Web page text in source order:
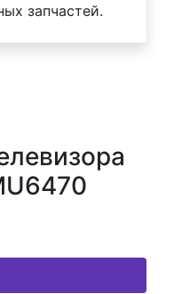
запчастей.